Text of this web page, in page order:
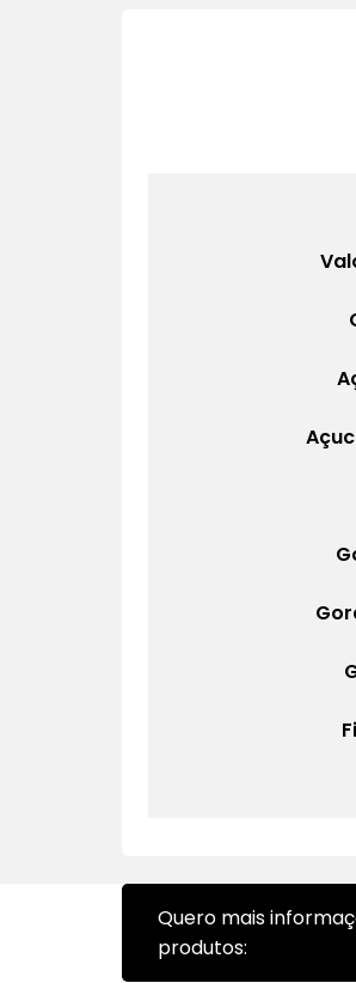
Quero mais
produtos: